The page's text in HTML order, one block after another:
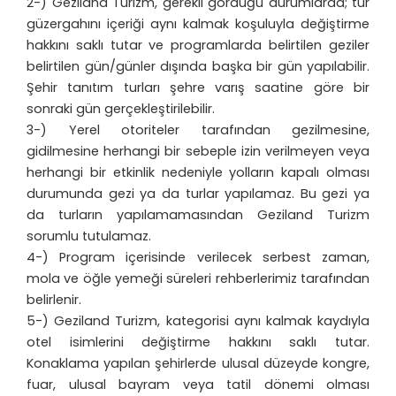
güzergahını içeriği aynı kalmak koşuluyla değiştirme
hakkını saklı tutar ve programlarda belirtilen geziler
belirtilen gün/günler dışında başka bir gün yapılabilir.
Şehir tanıtım turları şehre varış saatine göre bir
sonraki gün gerçekleştirilebilir.
3-) Yerel otoriteler tarafından gezilmesine,
gidilmesine herhangi bir sebeple izin verilmeyen veya
herhangi bir etkinlik nedeniyle yolların kapalı olması
durumunda gezi ya da turlar yapılamaz. Bu gezi ya
da turların yapılamamasından Geziland Turizm
sorumlu tutulamaz.
4-) Program içerisinde verilecek serbest zaman,
mola ve öğle yemeği süreleri rehberlerimiz tarafından
belirlenir.
5-) Geziland Turizm, kategorisi aynı kalmak kaydıyla
otel isimlerini değiştirme hakkını saklı tutar.
Konaklama yapılan şehirlerde ulusal düzeyde kongre,
fuar, ulusal bayram veya tatil dönemi olması